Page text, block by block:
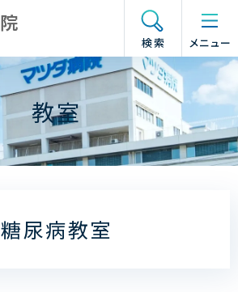
検索 メニュー
教室
糖尿病教室